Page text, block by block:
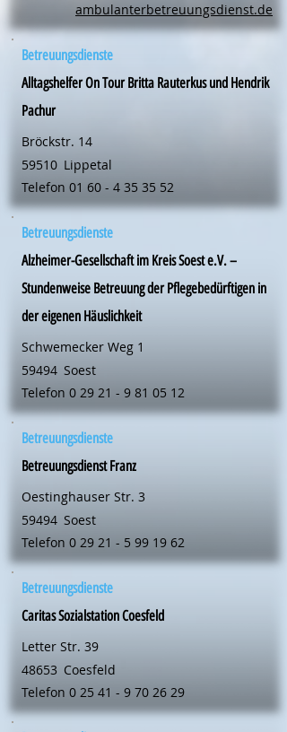
ambulanterbetreuungsdienst.de
Betreuungsdienste
Alltagshelfer On Tour Britta Rauterkus und Hendrik
Pachur
Bröckstr. 14
59510 Lippetal
Telefon 01 60 - 4 35 35 52
Betreuungsdienste
Alzheimer-Gesellschaft im Kreis Soest e.V. –
Stundenweise Betreuung der Pflegebedürftigen in
der eigenen Häuslichkeit
Schwemecker Weg 1
59494 Soest
Telefon 0 29 21 - 9 81 05 12
Betreuungsdienste
Betreuungsdienst Franz
Oestinghauser Str. 3
59494 Soest
Telefon 0 29 21 - 5 99 19 62
Betreuungsdienste
Caritas Sozialstation Coesfeld
Letter Str. 39
48653 Coesfeld
Telefon 0 25 41 - 9 70 26 29